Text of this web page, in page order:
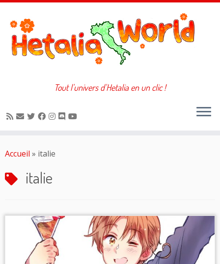
au
Tout l'univers d'Hetalia en un clic !
Accueil » italie
italie